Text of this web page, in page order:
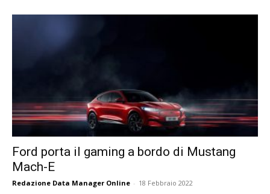
Ford porta il gaming a bordo di Mustang
Mach-E
Redazione Data Manager Online - 18 Febbraio 2022